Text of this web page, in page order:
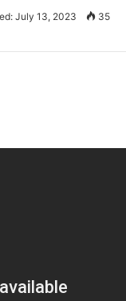
July 13, 2023 35